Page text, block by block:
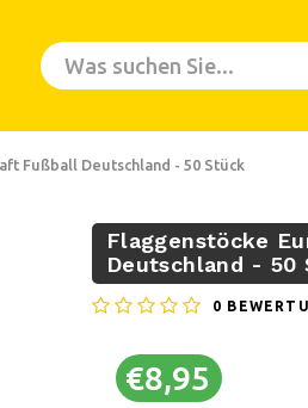
Fußball Deutschland - 50 Stück
Flaggenstöcke
Deutschland - 50
0
€8,95